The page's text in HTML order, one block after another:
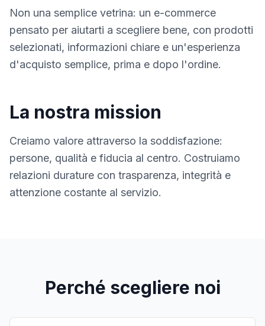
Non una semplice vetrina: un e-commerce
pensato per aiutarti a scegliere bene, con prodotti
selezionati, informazioni chiare e un'esperienza
d'acquisto semplice, prima e dopo l'ordine.
La nostra mission
Creiamo valore attraverso la soddisfazione:
persone, qualità e fiducia al centro. Costruiamo
relazioni durature con trasparenza, integrità e
attenzione costante al servizio.
Perché scegliere noi